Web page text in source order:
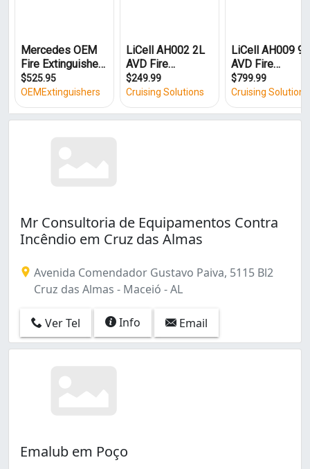
Mr Consultoria de Equipamentos Contra
Incêndio em Cruz das Almas
Avenida Comendador Gustavo Paiva, 5115 Bl2
Cruz das Almas - Maceió - AL
Ver Tel Info Email
Emalub em Poço